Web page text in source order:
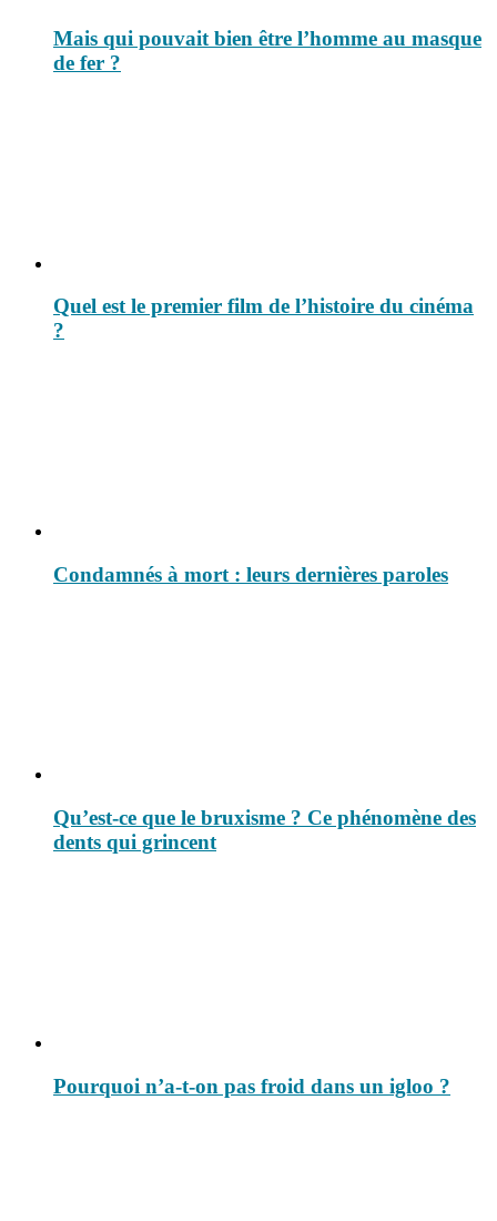
Mais qui pouvait bien être l’homme au masque
de fer ?
Quel est le premier film de l’histoire du cinéma
?
Condamnés à mort : leurs dernières paroles
Qu’est-ce que le bruxisme ? Ce phénomène des
dents qui grincent
Pourquoi n’a-t-on pas froid dans un igloo ?